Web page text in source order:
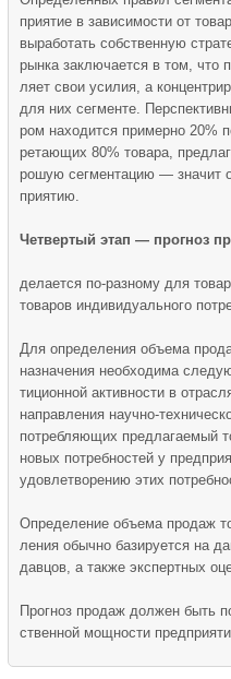
приятие в зависимости от
выработать собственную
рынка заключается в том, что
ляет свои усилия, а
для них сегменте.
ром находится примерно 20%
ретающих 80% товара,
рошую сегментацию — значит
приятию.
Четвертый этап — прогноз
дела­ется по-разному для
то­варов индивидуального
Для определения объема
назначения необходима
тиционной активности в
направления научно-
потребляющих предлагаемый
новых потребностей у
удовлетворению этих
Определение объема продаж
ления обычно базируется на
давцов, а также экспертных
Прогноз продаж должен быть
ственной мощности